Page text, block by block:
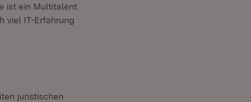
ist ein Multitalent
viel IT-Erfahrung
juristischen